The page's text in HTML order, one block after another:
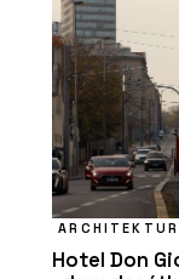
Hotel Don